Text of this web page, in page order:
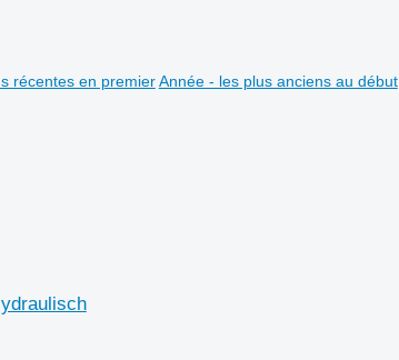
récentes en premier Année - les plus anciens au début